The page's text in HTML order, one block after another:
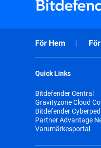
För Hem
Quick Links
Bitdefender Central
Gravityzone Cloud
Bitdefender
Partner Advantage
Varumärkesportal